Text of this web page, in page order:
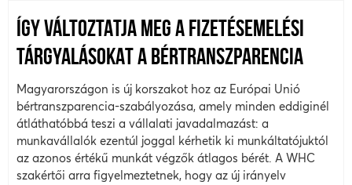
ÍGY VÁLTOZTATJA MEG A FIZETÉSEMELÉSI
TÁRGYALÁSOKAT A BÉRTRANSZPARENCIA
Magyarországon is új korszakot hoz az Európai Unió
bértranszparencia-szabályozása, amely minden eddiginél
átláthatóbbá teszi a vállalati javadalmazást: a
munkavállalók ezentúl joggal kérhetik ki munkáltatójuktól
az azonos értékű munkát végzők átlagos bérét. A WHC
szakértői arra figyelmeztetnek, hogy az új irányelv